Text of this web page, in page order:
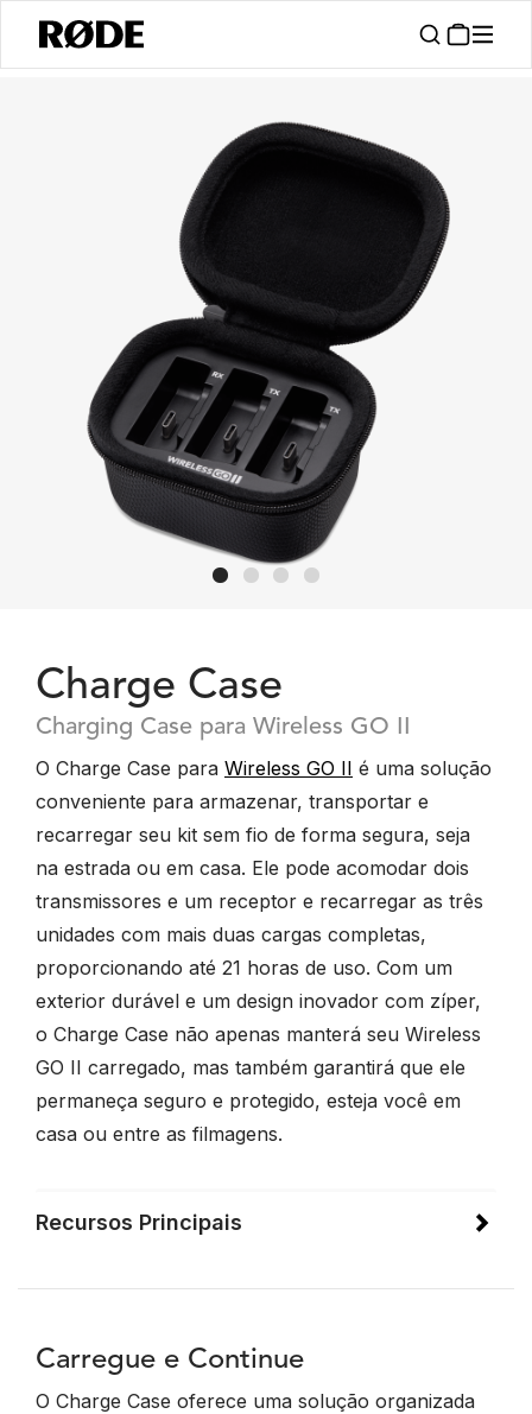
Charge Case
Charging Case para Wireless GO II
O Charge Case para Wireless GO II é uma solução
conveniente para armazenar, transportar e
recarregar seu kit sem fio de forma segura, seja
na estrada ou em casa. Ele pode acomodar dois
transmissores e um receptor e recarregar as três
unidades com mais duas cargas completas,
proporcionando até 21 horas de uso. Com um
exterior durável e um design inovador com zíper,
o Charge Case não apenas manterá seu Wireless
GO II carregado, mas também garantirá que ele
permaneça seguro e protegido, esteja você em
casa ou entre as filmagens.
Recursos Principais
Carregue e Continue
O Charge Case oferece uma solução organizada